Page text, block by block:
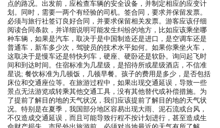
点的路况。出发前，应检查车辆的安全设备，并制定相应的应变计
划。同时，需要一两个有经验的司机。签合同，要求并保留发票。
必须与旅行社签订良好合同，并要求保留相关发票。游客应该仔细
阅读合同条款，并详细说明可能发生纠纷的地方，比如应该乘坐哪
种车辆，如果是汽车，取决于是中国制造还是进口，是空调车还是
普通车，新车多少次，驾驶员的技术水平如何。如果你乘坐火车，
这取决于是慢车还是特快列车，硬座、硬卧还是软卧。询问起飞时
间和到达时间。住宿标准为几星级，是招待所或星级酒店，不信准
星说; 餐饮标准为几顿饭，几顿早餐。孩子的费用是多少，是否包括
床位和交通座位等。在旅游过程中，如果出现交通延误，导致一些
景点无法游览或转乘其他交通工具，没有其他替代或补偿措施。为
了提前了解目的地的天气状况，我们应该提前了解目的地的天气状
况。特别是在夏季，我国部分地区容易出现大雨、泥石流或台风，
不仅造成交通延误，而且可能导致行程不按计划进行，甚至造成生